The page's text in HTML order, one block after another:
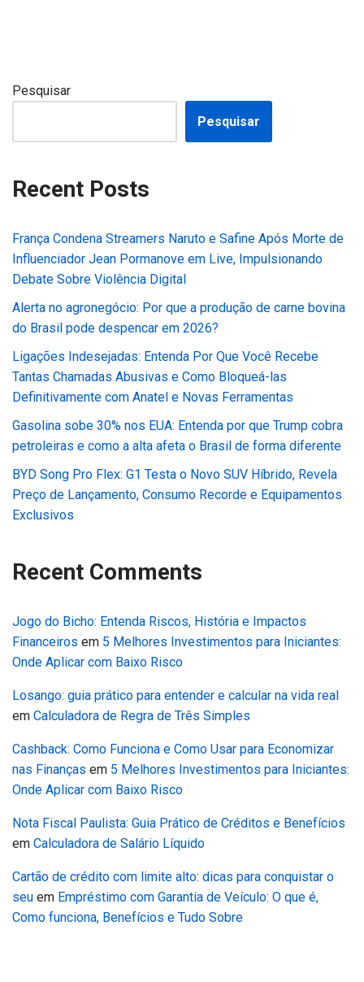
Pesquisar
Pesquisar
Recent Posts
França Condena Streamers Naruto e Safine Após Morte de
Influenciador Jean Pormanove em Live, Impulsionando
Debate Sobre Violência Digital
Alerta no agronegócio: Por que a produção de carne bovina
do Brasil pode despencar em 2026?
Ligações Indesejadas: Entenda Por Que Você Recebe
Tantas Chamadas Abusivas e Como Bloqueá-las
Definitivamente com Anatel e Novas Ferramentas
Gasolina sobe 30% nos EUA: Entenda por que Trump cobra
petroleiras e como a alta afeta o Brasil de forma diferente
BYD Song Pro Flex: G1 Testa o Novo SUV Híbrido, Revela
Preço de Lançamento, Consumo Recorde e Equipamentos
Exclusivos
Recent Comments
Jogo do Bicho: Entenda Riscos, História e Impactos
Financeiros em 5 Melhores Investimentos para Iniciantes:
Onde Aplicar com Baixo Risco
Losango: guia prático para entender e calcular na vida real
em Calculadora de Regra de Três Simples
Cashback: Como Funciona e Como Usar para Economizar
nas Finanças em 5 Melhores Investimentos para Iniciantes:
Onde Aplicar com Baixo Risco
Nota Fiscal Paulista: Guia Prático de Créditos e Benefícios
em Calculadora de Salário Líquido
Cartão de crédito com limite alto: dicas para conquistar o
seu em Empréstimo com Garantia de Veículo: O que é,
Como funciona, Benefícios e Tudo Sobre